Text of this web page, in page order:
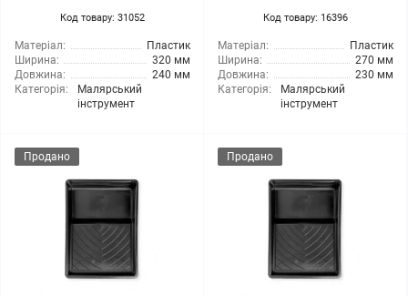
Код товару: 31052
Матеріал:
Пластик
Ширина:
320 мм
Довжина:
240 мм
Категорія:
Малярський
інструмент
Код товару: 16396
Матеріал:
Пластик
Ширина:
270 мм
Довжина:
230 мм
Категорія:
Малярський
інструмент
Продано Продано